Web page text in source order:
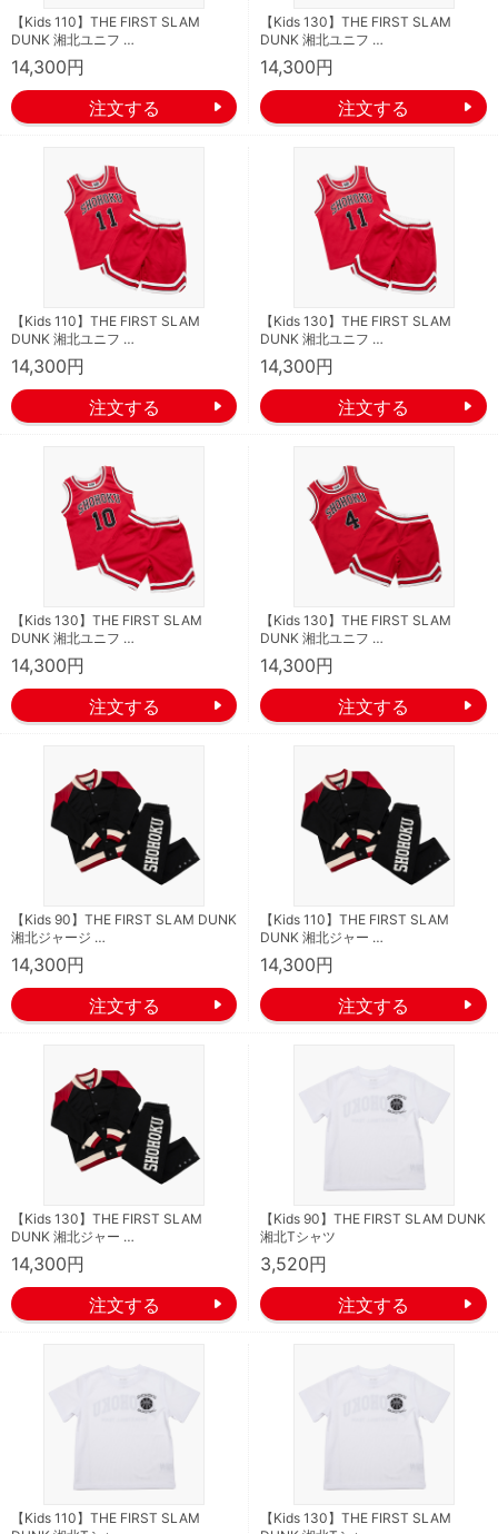
【Kids 110】THE FIRST SLAM
DUNK 湘北ユニフ …
14,300円
【Kids 130】THE FIRST SLAM
DUNK 湘北ユニフ …
14,300円
【Kids 110】THE FIRST SLAM
DUNK 湘北ユニフ …
14,300円
【Kids 130】THE FIRST SLAM
DUNK 湘北ユニフ …
14,300円
【Kids 130】THE FIRST SLAM
DUNK 湘北ユニフ …
14,300円
【Kids 130】THE FIRST SLAM
DUNK 湘北ユニフ …
14,300円
【Kids 90】THE FIRST SLAM DUNK
湘北ジャージ …
14,300円
【Kids 110】THE FIRST SLAM
DUNK 湘北ジャー …
14,300円
【Kids 130】THE FIRST SLAM
DUNK 湘北ジャー …
14,300円
【Kids 90】THE FIRST SLAM DUNK
湘北Tシャツ
3,520円
【Kids 110】THE FIRST SLAM
【Kids 130】THE FIRST SLAM